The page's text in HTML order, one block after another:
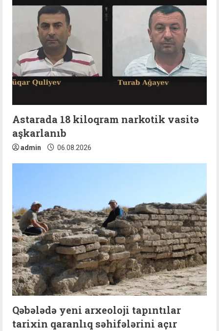
Astarada 18 kiloqram narkotik vasitə
aşkarlanıb
admin 06.08.2026
Qəbələdə yeni arxeoloji tapıntılar
tarixin qaranlıq səhifələrini açır